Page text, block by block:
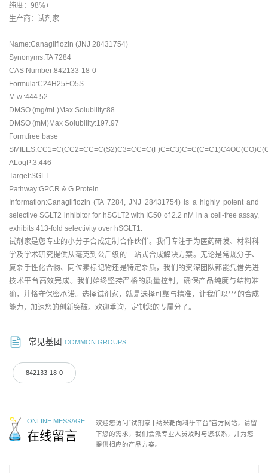
纯度：98%+
生产商：试剂家
Name:Canagliflozin (JNJ 28431754)
Synonyms:TA 7284
CAS Number:842133-18-0
Formula:C24H25FO5S
M.w.:444.52
DMSO (mg/mL)Max Solubility:88
DMSO (mM)Max Solubility:197.97
Form:free base
ALogP:3.446
Target:SGLT
Pathway:GPCR & G Protein
Information:Canagliflozin (TA 7284, JNJ 28431754) is a highly potent and
selective SGLT2 inhibitor for hSGLT2 with IC50 of 2.2 nM in a cell-free assay,
exhibits 413-fold selectivity over hSGLT1.
试剂家是您专业的小分子合成定制合作伙伴。我们专注于为医药研发、材料科
学及学术研究提供从毫克到公斤级的一站式合成解决方案。无论是常规分子、
复杂手性化合物、同位素标记物还是特定杂质，我们的资深团队都能凭借先进
技术平台高效完成。我们始终坚持严格的质量控制，确保产品纯度与结构准
确，并恪守保密承诺。选择试剂家，就是选择可靠与精准，让我们以***的合成
能力，加速您的创新突破。欢迎垂询，定制您的专属分子。
常见基团 COMMON GROUPS
842133-18-0
ONLINE MESSAGE
在线留言
欢迎您访问“试剂家 | 纳米靶向科研平台”官方网站，请留
下您的需求，我们会派专业人员及时与您联系，并为您
提供相应的产品方案。